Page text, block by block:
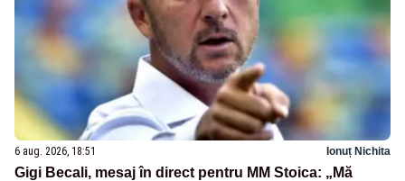
6 aug. 2026, 18:51 Ionuț Nichita
Gigi Becali, mesaj în direct pentru MM Stoica: „Mă